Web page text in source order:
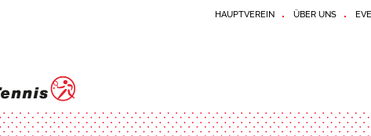
HAUPTVEREIN ÜBER UNS